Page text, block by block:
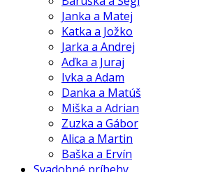
Janka a Matej
Katka a Jožko
Jarka a Andrej
Aďka a Juraj
Ivka a Adam
Danka a Matúš
Miška a Adrian
Zuzka a Gábor
Alica a Martin
Baška a Ervín